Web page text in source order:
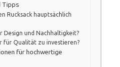
Tipps
Rucksack hauptsächlich
Design und Nachhaltigkeit?
für Qualität zu investieren?
für hochwertige